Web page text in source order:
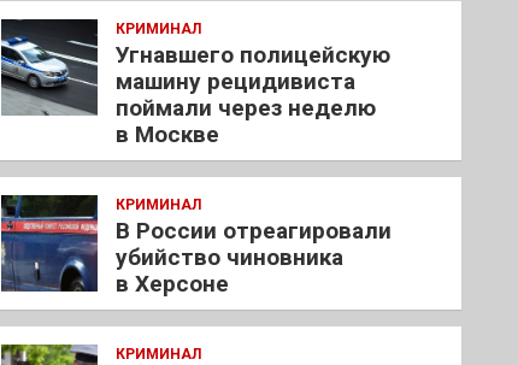
КРИМИНАЛ
Угнавшего полицейскую
машину рецидивиста
поймали через неделю
в Москве
КРИМИНАЛ
В России отреагировали
убийство чиновника
в Херсоне
КРИМИНАЛ